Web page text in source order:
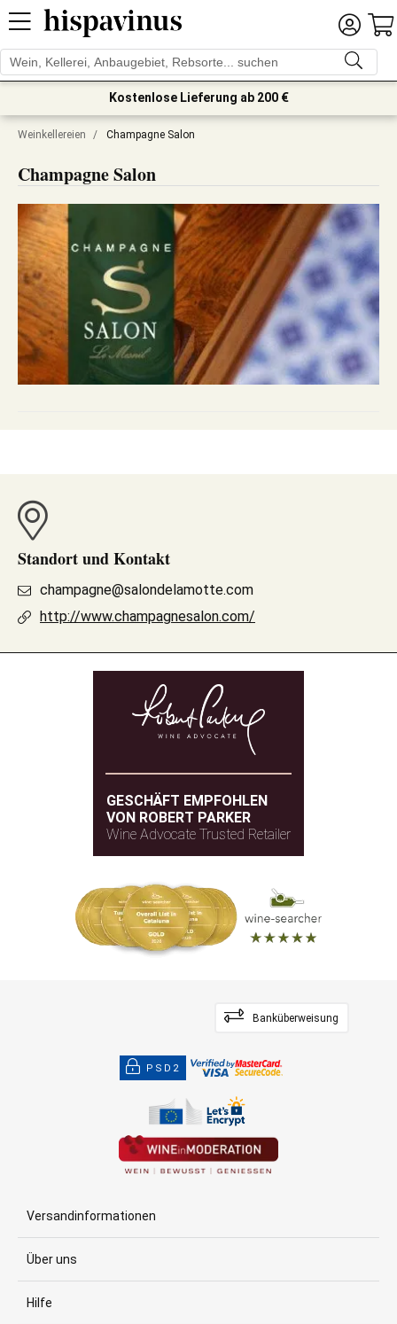
Kostenlose Lieferung ab 200 €
Weinkellereien / Champagne Salon
Champagne Salon
Standort und Kontakt
champagne@salondelamotte.com
http://www.champagnesalon.com/
GESCHÄFT EMPFOHLEN
VON ROBERT PARKER
Wine Advocate Trusted Retailer
Banküberweisung
PSD2
Versandinformationen
Über uns
Hilfe